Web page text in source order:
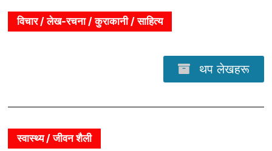
विचार / लेख-रचना / कुराकानी / साहित्य
थप लेखहरू
स्वास्थ्य / जीवन शैली